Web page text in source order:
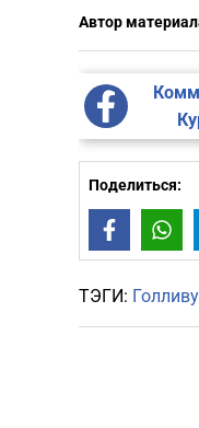
Автор
Поделиться:
Facebook
ТЭГИ: